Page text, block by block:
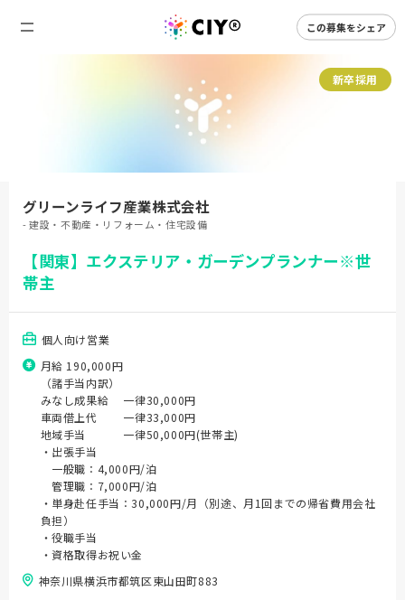
この募集をシェア
新卒採用
グリーンライフ産業株式会社
- 建設・不動産・リフォーム・住宅設備
【関東】エクステリア・ガーデンプランナー※世
帯主
個人向け営業
月給 190,000円
（諸手当内訳）
みなし成果給 一律30,000円
車両借上代 一律33,000円
地域手当 一律50,000円(世帯主)
・出張手当
一般職：4,000円/泊
管理職：7,000円/泊
・単身赴任手当：30,000円/月（別途、月1回までの帰省費用会社
負担）
・役職手当
・資格取得お祝い金
神奈川県横浜市都筑区東山田町883